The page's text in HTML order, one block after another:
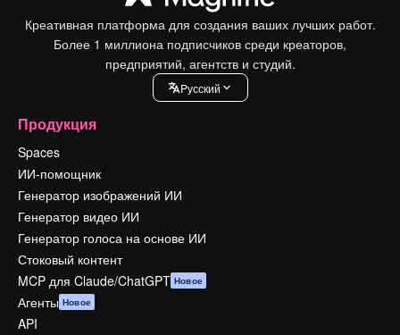
Креативная платформа для создания ваших лучших работ.
Более 1 миллиона подписчиков среди креаторов,
предприятий, агентств и студий.
Pусский
Продукция
Spaces
ИИ-помощник
Генератор изображений ИИ
Генератор видео ИИ
Генератор голоса на основе ИИ
Стоковый контент
MCP для Claude/ChatGPT Новое
Агенты Новое
API